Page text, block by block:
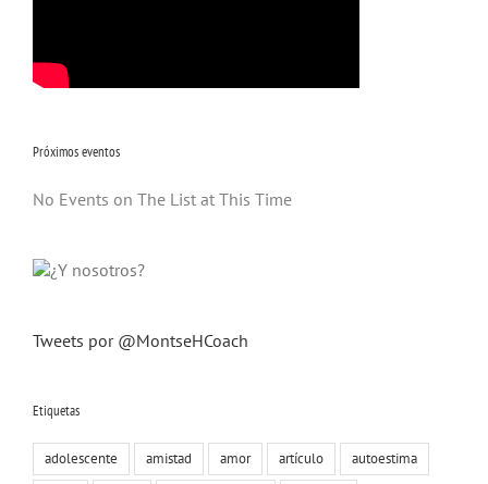
Próximos eventos
No Events on The List at This Time
Tweets por @MontseHCoach
Etiquetas
adolescente amistad amor artículo
autoestima